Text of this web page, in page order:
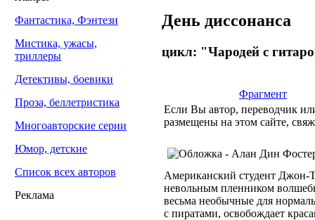
Фантастика, Фэнтези
Мистика, ужасы,
триллеры
Детективы, боевики
Проза, беллетристика
Многоавторские серии
Юмор, детские
Список всех авторов
Реклама
День диссонанса
цикл: "Чародей с
Фрагмент
Если Вы автор, переводчик
размещены на этом сайте,
Американский студент Джон-
невольным пленником
весьма необычные для
с пиратами, освобождает